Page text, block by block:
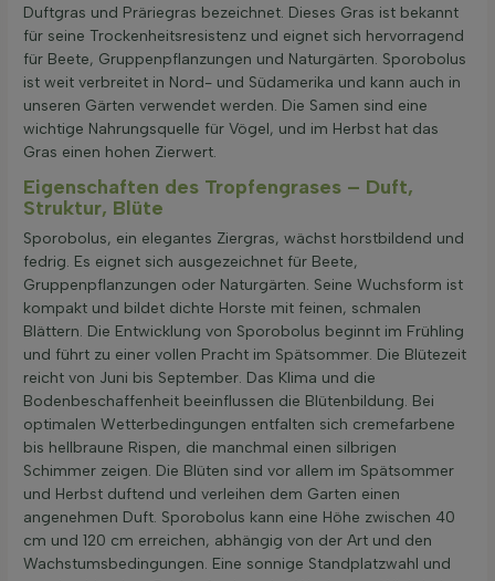
Duftgras und Präriegras bezeichnet. Dieses Gras ist bekannt
für seine Trockenheitsresistenz und eignet sich hervorragend
für Beete, Gruppenpflanzungen und Naturgärten. Sporobolus
ist weit verbreitet in Nord- und Südamerika und kann auch in
unseren Gärten verwendet werden. Die Samen sind eine
wichtige Nahrungsquelle für Vögel, und im Herbst hat das
Gras einen hohen Zierwert.
Eigenschaften des Tropfengrases – Duft,
Struktur, Blüte
Sporobolus, ein elegantes Ziergras, wächst horstbildend und
fedrig. Es eignet sich ausgezeichnet für Beete,
Gruppenpflanzungen oder Naturgärten. Seine Wuchsform ist
kompakt und bildet dichte Horste mit feinen, schmalen
Blättern. Die Entwicklung von Sporobolus beginnt im Frühling
und führt zu einer vollen Pracht im Spätsommer. Die Blütezeit
reicht von Juni bis September. Das Klima und die
Bodenbeschaffenheit beeinflussen die Blütenbildung. Bei
optimalen Wetterbedingungen entfalten sich cremefarbene
bis hellbraune Rispen, die manchmal einen silbrigen
Schimmer zeigen. Die Blüten sind vor allem im Spätsommer
und Herbst duftend und verleihen dem Garten einen
angenehmen Duft. Sporobolus kann eine Höhe zwischen 40
cm und 120 cm erreichen, abhängig von der Art und den
Wachstumsbedingungen. Eine sonnige Standplatzwahl und